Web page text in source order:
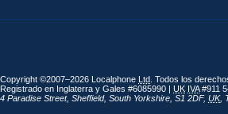
Copyright ©2007–2026 Localphone Ltd . Todos los
Registrado en Inglaterra y Gales #6085990 | UK IVA#911
4 Paradise Street, Sheffield, South Yorkshire S1 2DF, UK,